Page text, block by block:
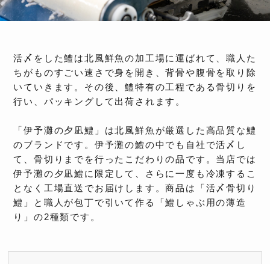
活〆をした鱧は北風鮮魚の加工場に運ばれて、職人た
ちがものすごい速さで身を開き、背骨や腹骨を取り除
いていきます。その後、鱧特有の工程である骨切りを
行い、パッキングして出荷されます。
「伊予灘の夕凪鱧」は北風鮮魚が厳選した高品質な鱧
のブランドです。伊予灘の鱧の中でも自社で活〆し
て、骨切りまでを行ったこだわりの品です。当店では
伊予灘の夕凪鱧に限定して、さらに一度も冷凍するこ
となく工場直送でお届けします。商品は「活〆骨切り
鱧」と職人が包丁で引いて作る「鱧しゃぶ用の薄造
り」の2種類です。